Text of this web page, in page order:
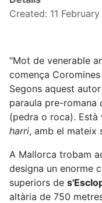
Created: 11
"Mot de venerable
comença
Segons aquest
paraula pre-romana
(pedra o roca). Està
harri, amb el mateix
A Mallorca trobam
designa un enorme
superiors de
altària de 750